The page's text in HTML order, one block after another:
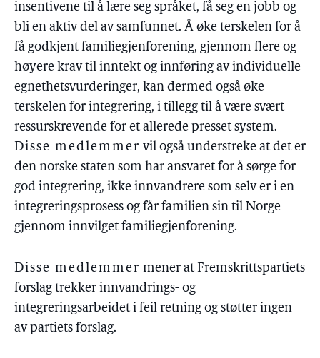
insentivene til å lære seg språket, få seg en jobb og
bli en aktiv del av samfunnet. Å øke terskelen for å
få godkjent familiegjenforening, gjennom flere og
høyere krav til inntekt og innføring av individuelle
egnethetsvurderinger, kan dermed også øke
terskelen for integrering, i tillegg til å være svært
ressurskrevende for et allerede presset system.
Disse medlemmer vil også understreke at det er
den norske staten som har ansvaret for å sørge for
god integrering, ikke innvandrere som selv er i en
integreringsprosess og får familien sin til Norge
gjennom innvilget familiegjenforening.
Disse medlemmer mener at Fremskrittspartiets
forslag trekker innvandrings- og
integreringsarbeidet i feil retning og støtter ingen
av partiets forslag.